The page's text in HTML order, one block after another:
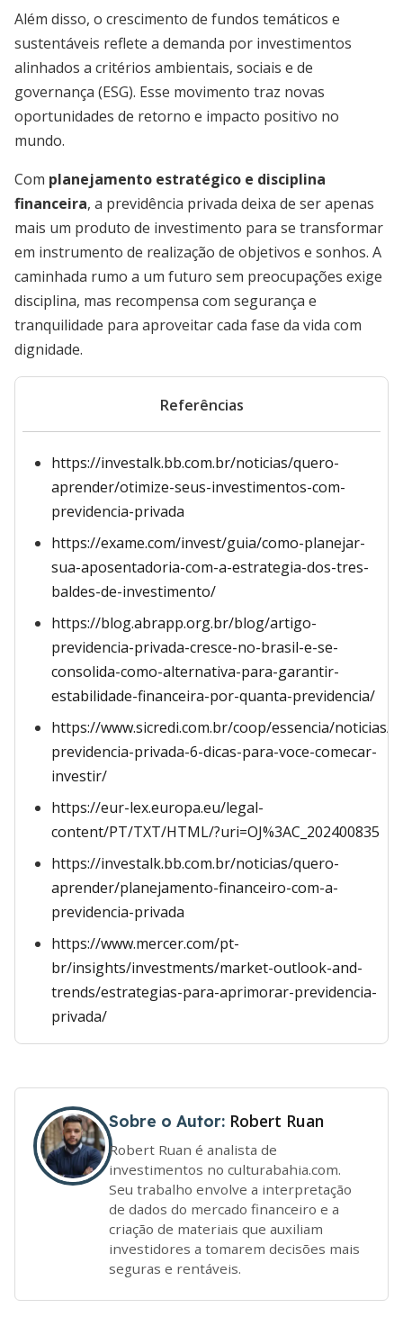
Além disso, o crescimento de fundos temáticos e
sustentáveis reflete a demanda por investimentos
alinhados a critérios ambientais, sociais e de
governança (ESG). Esse movimento traz novas
oportunidades de retorno e impacto positivo no
mundo.
Com planejamento estratégico e disciplina
financeira, a previdência privada deixa de ser apenas
mais um produto de investimento para se transformar
em instrumento de realização de objetivos e sonhos. A
caminhada rumo a um futuro sem preocupações exige
disciplina, mas recompensa com segurança e
tranquilidade para aproveitar cada fase da vida com
dignidade.
Referências
https://investalk.bb.com.br/noticias/quero-
aprender/otimize-seus-investimentos-com-
previdencia-privada
https://exame.com/invest/guia/como-planejar-
sua-aposentadoria-com-a-estrategia-dos-tres-
baldes-de-investimento/
https://blog.abrapp.org.br/blog/artigo-
previdencia-privada-cresce-no-brasil-e-se-
consolida-como-alternativa-para-garantir-
estabilidade-financeira-por-quanta-previdencia/
https://www.sicredi.com.br/coop/essencia/noticias/
previdencia-privada-6-dicas-para-voce-comecar-
investir/
https://eur-lex.europa.eu/legal-
content/PT/TXT/HTML/?uri=OJ%3AC_202400835
https://investalk.bb.com.br/noticias/quero-
aprender/planejamento-financeiro-com-a-
previdencia-privada
https://www.mercer.com/pt-
br/insights/investments/market-outlook-and-
trends/estrategias-para-aprimorar-previdencia-
privada/
Sobre o Autor: Robert Ruan
Robert Ruan é analista de
investimentos no culturabahia.com.
Seu trabalho envolve a interpretação
de dados do mercado financeiro e a
criação de materiais que auxiliam
investidores a tomarem decisões mais
seguras e rentáveis.